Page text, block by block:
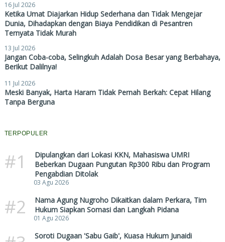
16 Jul 2026
Ketika Umat Diajarkan Hidup Sederhana dan Tidak Mengejar
Dunia, Dihadapkan dengan Biaya Pendidikan di Pesantren
Ternyata Tidak Murah
13 Jul 2026
Jangan Coba-coba, Selingkuh Adalah Dosa Besar yang Berbahaya,
Berikut Dalilnya!
11 Jul 2026
Meski Banyak, Harta Haram Tidak Pernah Berkah: Cepat Hilang
Tanpa Berguna
TERPOPULER
#1
Dipulangkan dari Lokasi KKN, Mahasiswa UMRI
Beberkan Dugaan Pungutan Rp300 Ribu dan Program
Pengabdian Ditolak
03 Agu 2026
#2
Nama Agung Nugroho Dikaitkan dalam Perkara, Tim
Hukum Siapkan Somasi dan Langkah Pidana
01 Agu 2026
Soroti Dugaan 'Sabu Gaib', Kuasa Hukum Junaidi